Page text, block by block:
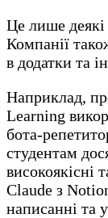
Це лише деякі
Компанії
в додатки та
Наприклад,
Learning
бота-
студентам
високоякісні
Claude з
написанні та